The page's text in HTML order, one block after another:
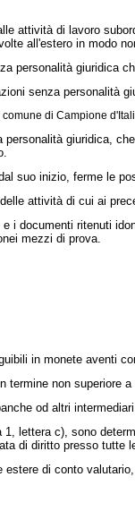
di lavoro
all'estero in modo
giuridica
senza personalità
di Campione
giuridica,
suo inizio, ferme le
attività di cui ai
ritenuti
mezzi di prova.
in monete aventi
non superiore
od altri
c), sono
di diritto presso tutte
di conto